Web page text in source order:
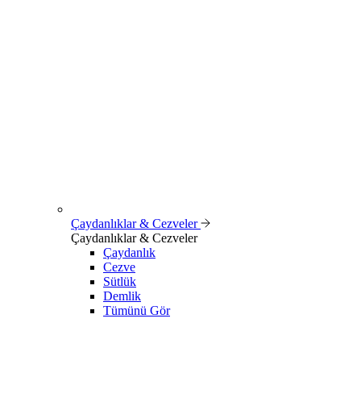
Çaydanlıklar & Cezveler
Çaydanlıklar & Cezveler
Çaydanlık
Cezve
Sütlük
Demlik
Tümünü Gör